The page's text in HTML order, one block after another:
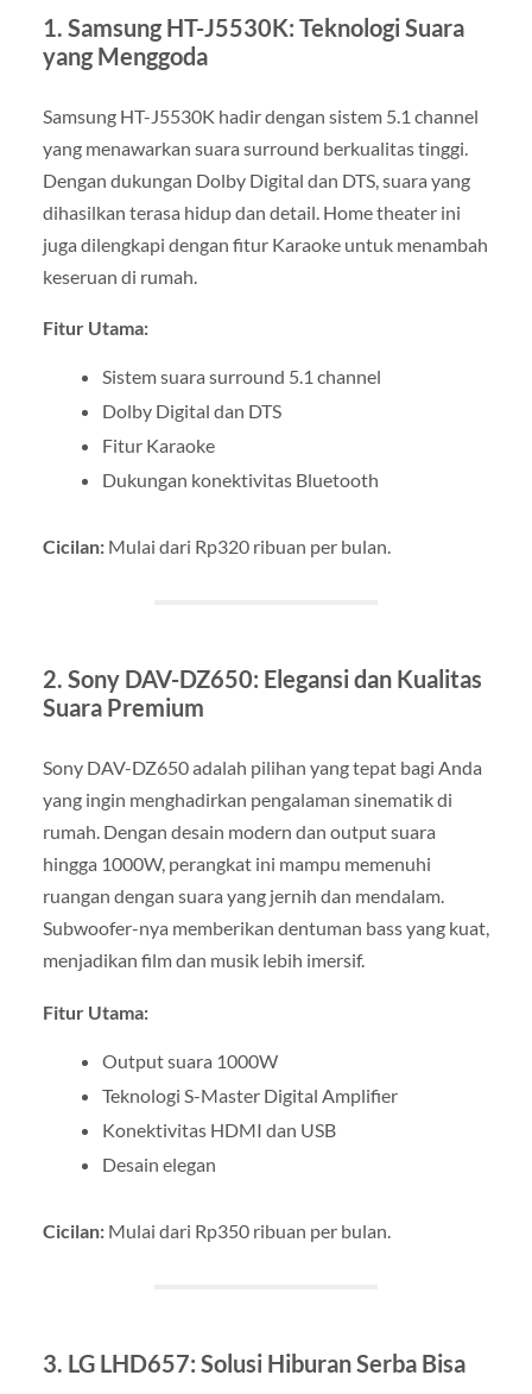
1. Samsung HT-J5530K: Teknologi Suara
yang Menggoda
Samsung HT-J5530K hadir dengan sistem 5.1 channel
yang menawarkan suara surround berkualitas tinggi.
Dengan dukungan Dolby Digital dan DTS, suara yang
dihasilkan terasa hidup dan detail. Home theater ini
juga dilengkapi dengan fitur Karaoke untuk menambah
keseruan di rumah.
Fitur Utama:
Sistem suara surround 5.1 channel
Dolby Digital dan DTS
Fitur Karaoke
Dukungan konektivitas Bluetooth
Cicilan:Mulai dari Rp320 ribuan per bulan.
2. Sony DAV-DZ650: Elegansi dan Kualitas
Suara Premium
Sony DAV-DZ650 adalah pilihan yang tepat bagi Anda
yang ingin menghadirkan pengalaman sinematik di
rumah. Dengan desain modern dan output suara
hingga 1000W, perangkat ini mampu memenuhi
ruangan dengan suara yang jernih dan mendalam.
Subwoofer-nya memberikan dentuman bass yang kuat,
menjadikan film dan musik lebih imersif.
Fitur Utama:
Output suara 1000W
Teknologi S-Master Digital Amplifier
Konektivitas HDMI dan USB
Desain elegan
Cicilan:Mulai dari Rp350 ribuan per bulan.
3. LG LHD657: Solusi Hiburan Serba Bisa